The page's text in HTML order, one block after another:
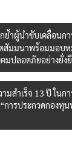
ย้ำผู้นำขับเคลื่อนก
มมนาพร้อมมอบห
คมปลอดภัยอย่างยั่ง
มสำเร็จ 13 ปี ใน
การประกวดกองทุ